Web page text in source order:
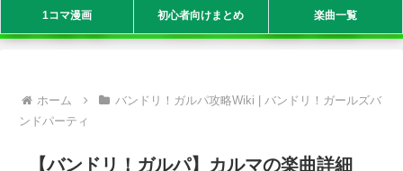
1コマ漫画 初心者向けまとめ 楽曲一覧
ホーム
バンドリ！ガルパ攻略Wiki | バンドリ！ガールズバ
ンドパーティ
【バンドリ！ガルパ】カルマの楽曲詳細